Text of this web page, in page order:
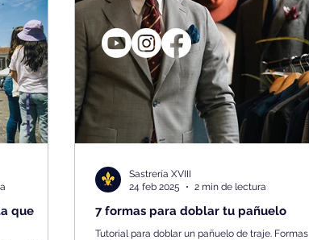
que
7 formas para doblar tu pañuelo
Tutorial para doblar un pañuelo de traje. Formas
Sastrería XVIII
24 feb 2025
2 min de lectura